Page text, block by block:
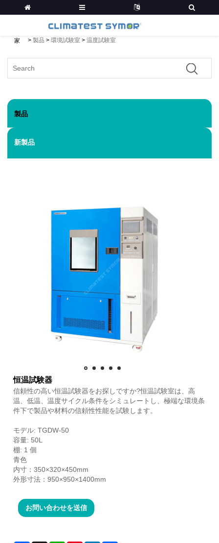
家 > 製品 > 環境試験室 > 温度試験室
製品
新製品
恒温試験器
信頼性の高い恒温試験器をお探しですか?恒温試験室は、高
温、低温、温度サイクル条件をシミュレートし、極端な環境条
件下で製品や材料の信頼性性能を試験します。
モデル: TGDW-50
容量: 50L
棚: 1 個
青色
内寸：350×320×450mm
外形寸法：950×950×1400mm
お問い合わせを送信